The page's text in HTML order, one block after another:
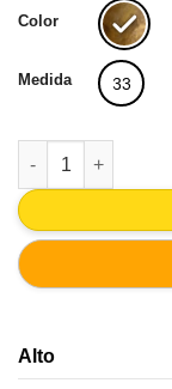
Color
Medida 33
TIRADOR POMO
Alto